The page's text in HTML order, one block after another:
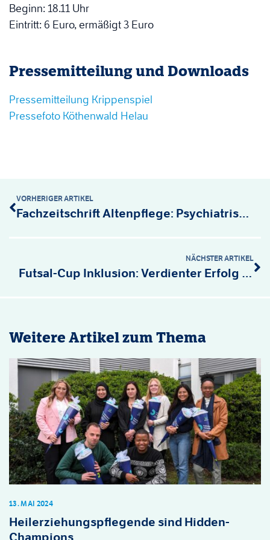
Beginn: 18.11 Uhr
Eintritt: 6 Euro, ermäßigt 3 Euro
Pressemitteilung und Downloads
Pressemitteilung Krippenspiel
Pressefoto Köthenwald Helau
VORHERIGER ARTIKEL
Fachzeitschrift Altenpflege: Psychiatrische Notfälle meistern
NÄCHSTER ARTIKEL
Futsal-Cup Inklusion: Verdienter Erfolg für das Team Wahrendorff
Weitere Artikel zum Thema
Heilerziehungspflegende sind Hidden-
13. MAI 2024